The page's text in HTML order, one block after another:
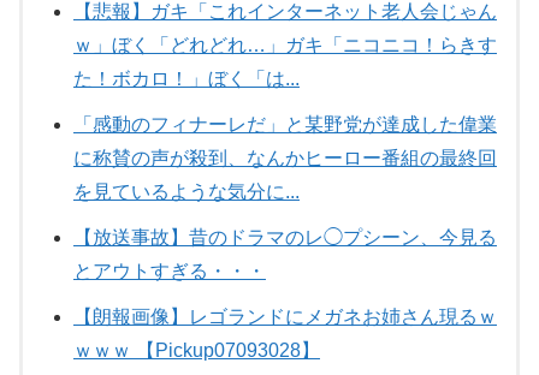
【悲報】ガキ「これインターネット老人会じゃん
ｗ」ぼく「どれどれ…」ガキ「ニコニコ！らきす
た！ボカロ！」ぼく「は...
「感動のフィナーレだ」と某野党が達成した偉業
に称賛の声が殺到、なんかヒーロー番組の最終回
を見ているような気分に...
【放送事故】昔のドラマのレ◯プシーン、今見る
とアウトすぎる・・・
【朗報画像】レゴランドにメガネお姉さん現るｗ
ｗｗｗ 【Pickup07093028】